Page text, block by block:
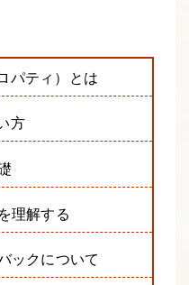
パティ）とは
方
理解する
ックについて